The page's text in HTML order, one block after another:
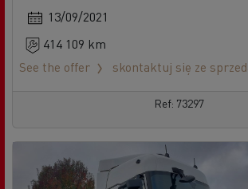
13/09/2021
414 109 km
See the offer
skontaktuj się ze
Ref: 73297